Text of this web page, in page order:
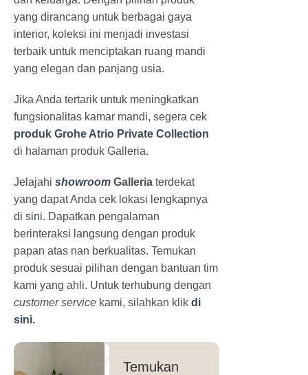
yang dirancang untuk berbagai gaya
interior, koleksi ini menjadi investasi
terbaik untuk menciptakan ruang mandi
yang elegan dan panjang usia.
Jika Anda tertarik untuk meningkatkan
fungsionalitas kamar mandi, segera cek
produk Grohe Atrio Private Collection
di halaman produk Galleria.
Jelajahi showroom Galleria terdekat
yang dapat Anda cek lokasi lengkapnya
di sini. Dapatkan pengalaman
berinteraksi langsung dengan produk
papan atas nan berkualitas. Temukan
produk sesuai pilihan dengan bantuan tim
kami yang ahli. Untuk terhubung dengan
customer service kami, silahkan klik di
sini.
Temukan